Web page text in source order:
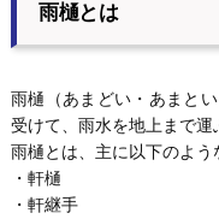
雨樋とは
雨樋（あまどい・あまと
受けて、雨水を地上まで運
雨樋とは、主に以下のよう
・軒樋
・軒継手